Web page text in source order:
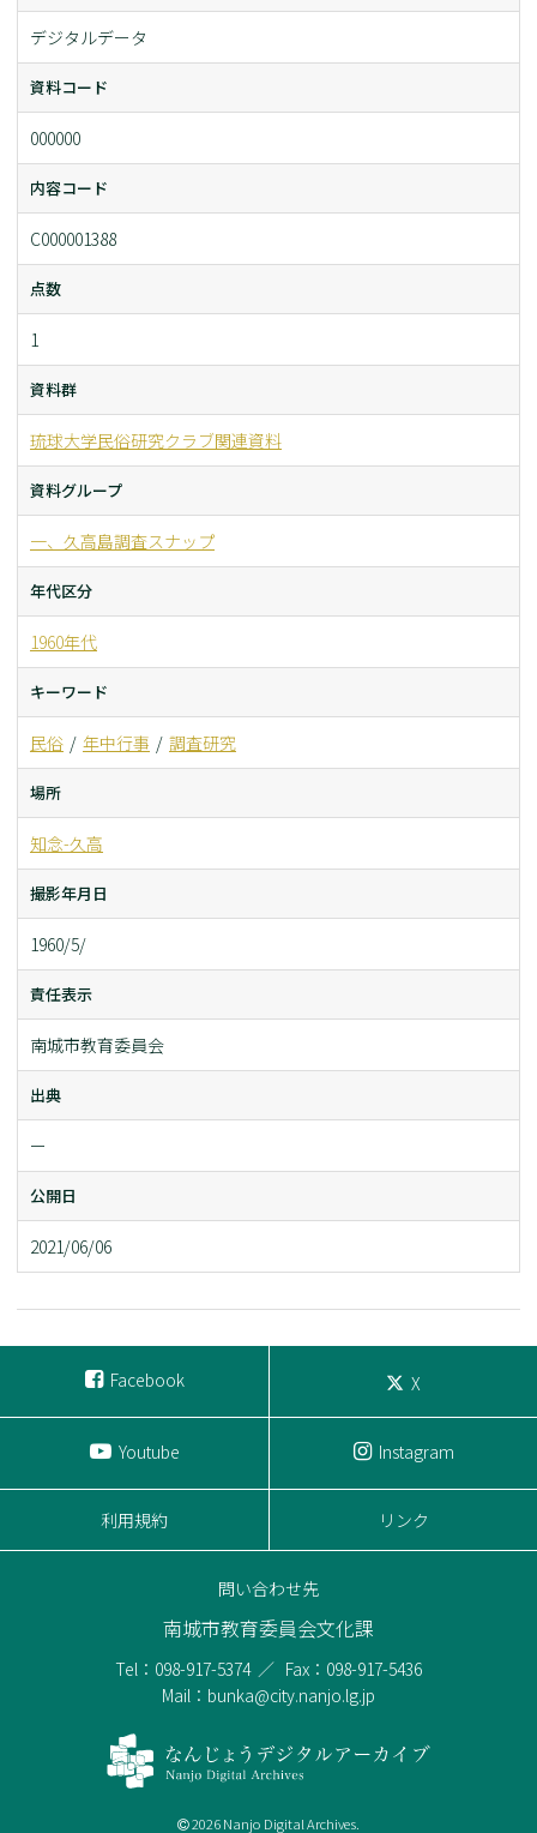
デジタルデータ
資料コード
000000
内容コード
C000001388
点数
1
資料群
琉球大学民俗研究クラブ関連資料
資料グループ
一、久高島調査スナップ
年代区分
1960年代
キーワード
民俗 年中行事 調査研究
場所
知念-久高
撮影年月日
1960/5/
責任表示
南城市教育委員会
出典
ー
公開日
2021/06/06
Facebook X
Youtube Instagram
利用規約 リンク
問い合わせ先
南城市教育委員会文化課
Tel：098-917-5374
Fax：098-917-5436
Mail：bunka@city.nanjo.lg.jp
2026 Nanjo Digital Archives.